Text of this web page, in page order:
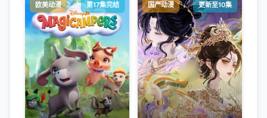
欧美动漫 第17集完结 国产动漫 更新至10集